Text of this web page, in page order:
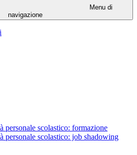
Menu di
navigazione
personale scolastico: formazione
personale scolastico: job shadowing